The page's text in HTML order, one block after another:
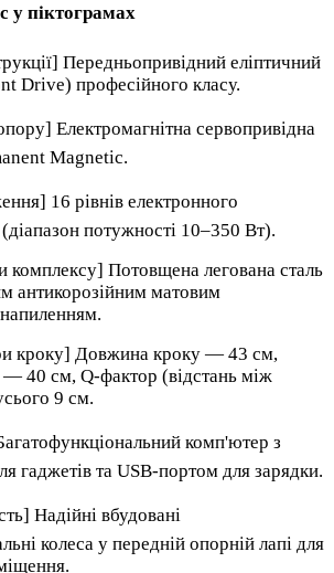
у піктограмах
Передньопривідний еліптичний
Drive) професійного класу.
Електромагнітна сервопривідна
Magnetic.
16 рівнів електронного
потужності 10–350 Вт).
комплексу] Потовщена легована сталь
антикорозійним матовим
кроку] Довжина кроку — 43 см,
— 40 см, Q-фактор (відстань між
9 см.
комп'ютер з
гаджетів та USB-портом для зарядки.
Надійні вбудовані
колеса у передній опорній лапі для